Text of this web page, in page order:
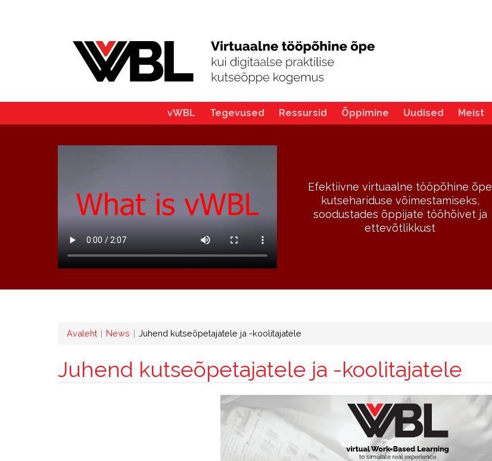
vWBL Tegevused Ressursid Õppimine Uudised Meist
Efektiivne virtuaalne tööpõhine õpe
kutsehariduse võimestamiseks,
soodustades õppijate tööhõivet ja
ettevõtlikkust
Leivapuru
Avaleht News Juhend kutseõpetajatele ja -koolitajatele
Juhend kutseõpetajatele ja -koolitajatele